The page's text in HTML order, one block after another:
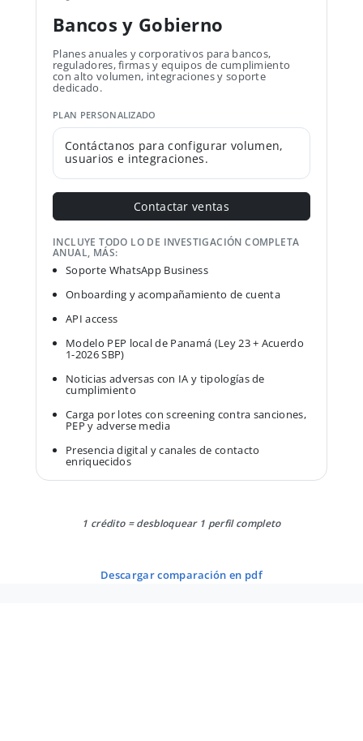
Bancos y Gobierno
Planes anuales y corporativos para bancos,
reguladores, firmas y equipos de cumplimiento
con alto volumen, integraciones y soporte
dedicado.
PLAN PERSONALIZADO
Contáctanos para configurar volumen,
usuarios e integraciones.
Contactar ventas
INCLUYE TODO LO DE INVESTIGACIÓN COMPLETA
ANUAL, MÁS:
Soporte WhatsApp Business
Onboarding y acompañamiento de cuenta
API access
Modelo PEP local de Panamá (Ley 23 + Acuerdo
1-2026 SBP)
Noticias adversas con IA y tipologías de
cumplimiento
Carga por lotes con screening contra sanciones,
PEP y adverse media
Presencia digital y canales de contacto
enriquecidos
1 crédito = desbloquear 1 perfil completo
descargar comparación en pdf